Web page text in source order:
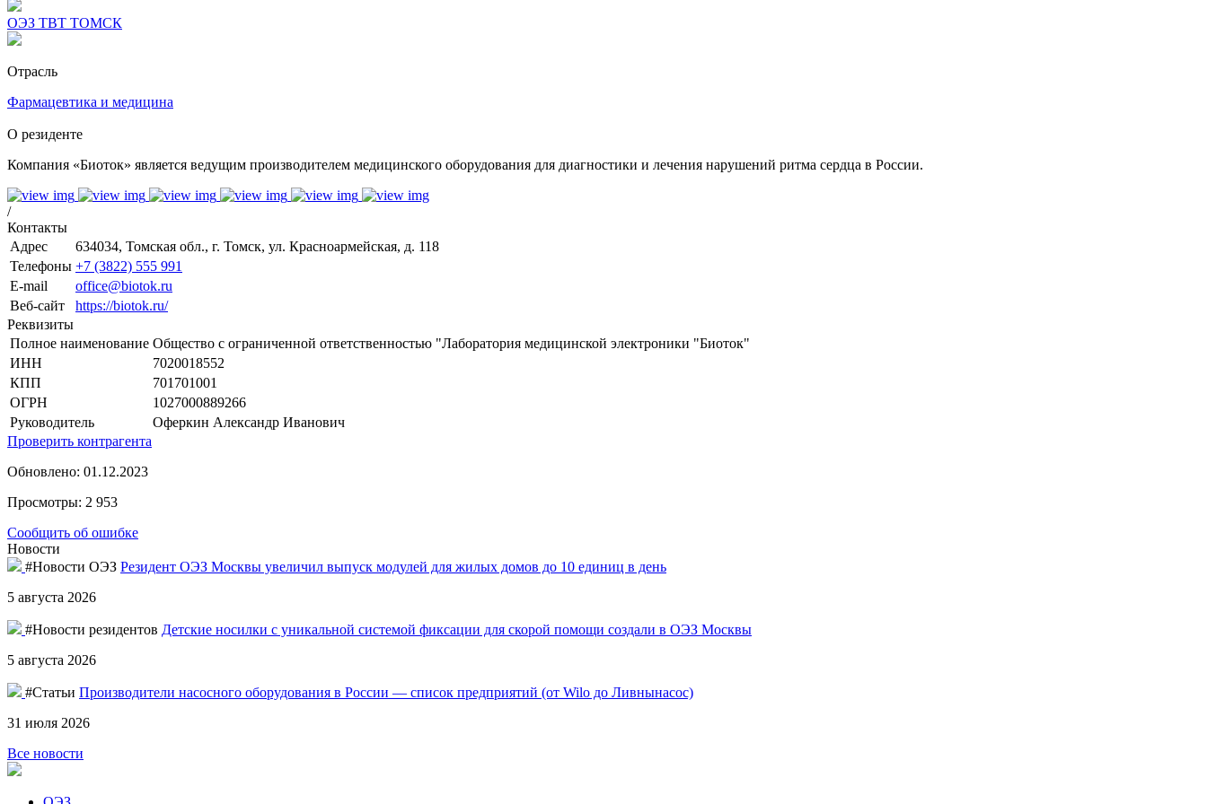
ОЭЗ ТВТ ТОМСК
Отрасль
Фармацевтика и медицина
О резиденте
Компания «Биоток» является ведущим производителем медицинского оборудования для диагностики и лечения нарушений ритма сердца в России.
/
Контакты
Адрес
634034, Томская обл., г. Томск, ул. Красноармейская, д. 118
Телефоны +7 (3822) 555 991
E-mail
office@biotok.ru
Веб-сайт
https://biotok.ru/
Реквизиты
Полное наименование Общество с ограниченной ответственностью "Лаборатория медицинской электроники "Биоток"
ИНН
7020018552
КПП
701701001
ОГРН
1027000889266
Руководитель
Оферкин Александр Иванович
Проверить контрагента
Обновлено: 01.12.2023
Просмотры: 2 953
Сообщить об ошибке
Новости
#Новости ОЭЗ Резидент ОЭЗ Москвы увеличил выпуск модулей для жилых домов до 10 единиц в день
5 августа 2026
#Новости резидентов Детские носилки с уникальной системой фиксации для скорой помощи создали в ОЭЗ Москвы
5 августа 2026
#Статьи Производители насосного оборудования в России — список предприятий (от Wilo до Ливнынасос)
31 июля 2026
Все новости